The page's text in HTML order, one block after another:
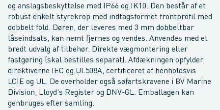
og anslagsbeskyttelse med IP66 og IK10. Den består af et
robust enkelt styrekrop med indtagsformet frontprofil med
dobbelt fold. Døren, der leveres med 3 mm dobbeltbar
låseindsats, kan nemt fjernes og vendes. Anvendes med et
bredt udvalg af tilbehør. Direkte vægmontering eller
fastgøring (skal bestilles separat). Afdækningen opfylder
direktiverne IEC og UL508A, certificeret af henholdsvis
LCIE og UL. De overholder også søfartskravene i BV Marine
Division, Lloyd's Register og DNV-GL. Emballagen kan
genbruges efter samling.